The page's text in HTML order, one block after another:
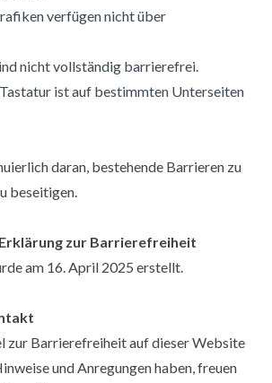
verfügen nicht über
nicht vollständig barrierefrei.
ist auf bestimmten Unterseiten
daran, bestehende Barrieren zu
beseitigen.
zur Barrierefreiheit
am 16. April 2025 erstellt.
zur Barrierefreiheit auf dieser Website
und Anregungen haben, freuen